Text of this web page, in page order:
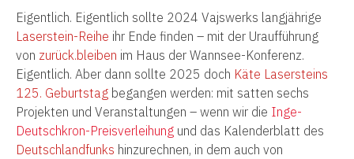
Eigentlich. Eigentlich sollte 2024 Vajswerks langjährige
Laserstein-Reihe ihr Ende finden – mit der Uraufführung
von zurück.bleiben im Haus der Wannsee-Konferenz.
Eigentlich. Aber dann sollte 2025 doch Käte Lasersteins
125. Geburtstag begangen werden: mit satten sechs
Projekten und Veranstaltungen – wenn wir die Inge-
Deutschkron-Preisverleihung und das Kalenderblatt des
Deutschlandfunks hinzurechnen, in dem auch von